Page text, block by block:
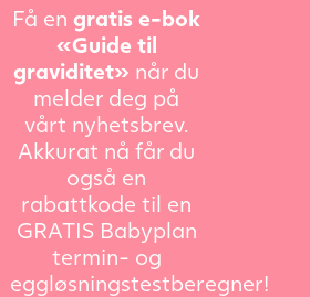
Få en gratis e-bok
«Guide til
graviditet» når du
melder deg på
vårt nyhetsbrev.
Akkurat nå får du
også en
rabattkode til en
GRATIS Babyplan
termin- og
eggløsningstestberegner!